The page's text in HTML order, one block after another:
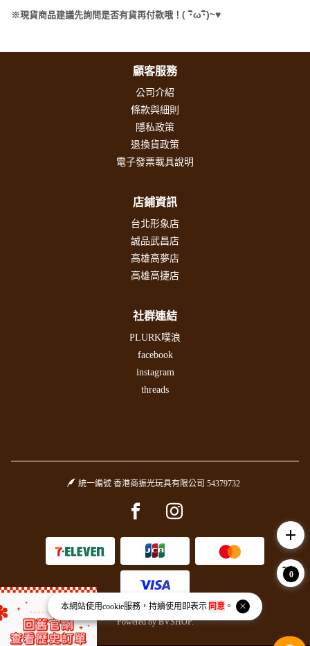
本網站使用cookie服務，持續使用即表示 同意。
※現貨商品建議先詢問是否有貨再付款哦！ (･ω･)~♥
顧客服務
公司介紹
條款與細則
隱私政策
退換貨政策
電子發票載具說明
店鋪資訊
台北形象店
誠品武昌店
高雄高夢店
高雄高捷店
社群連結
PLURK噗浪
facebook
instagram
threads
統一編號 香港商振光玩具有限公司 54379732
Facebook pageInstagram page
Copyright © 2026 振光玩具 Asia Goal All Rights Reserved.
Powered byBVSHOP.
add
0